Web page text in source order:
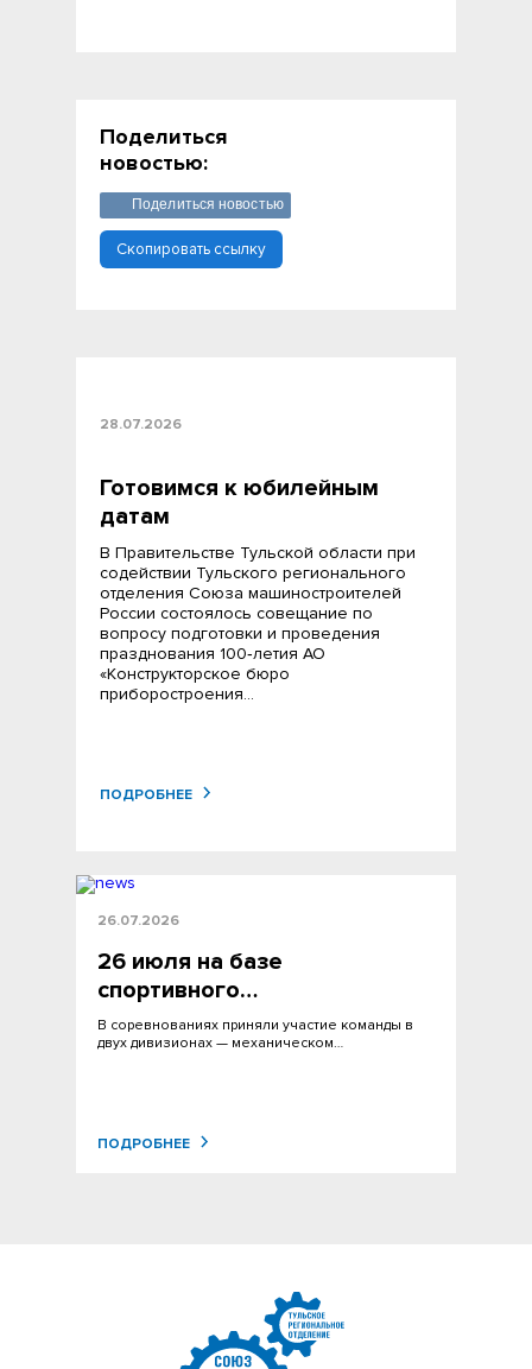
28.07.2026
Готовимся к юбилейным
датам
В Правительстве Тульской области при
содействии Тульского регионального
отделения Союза машиностроителей
России состоялось совещание по
вопросу подготовки и проведения
празднования 100‑летия АО
«Конструкторское бюро
приборостроения…
ПОДРОБНЕЕ
26.07.2026
26 июля на базе
спортивного…
В соревнованиях приняли участие команды в
двух дивизионах — механическом…
ПОДРОБНЕЕ
Поделиться
новостью:
Поделиться новостью
Скопировать ссылку